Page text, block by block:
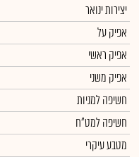
יצירות ינואר
אפיק על
אפיק ראשי
אפיק משני
חשיפה למניות
חשיפה למט"ח
מטבע עיקרי